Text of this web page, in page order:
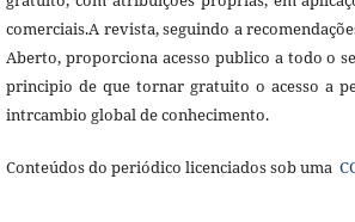
comerciais.A revista, seguindo a
Aberto, proporciona acesso publico a todo o
principio de que tornar gratuito o acesso a
intrcambio global de conhecimento.
Conteúdos do periódico licenciados sob uma